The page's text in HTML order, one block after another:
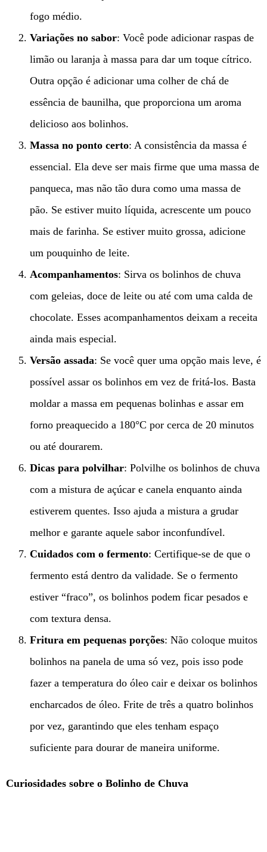
fogo médio.
Variações no sabor: Você pode adicionar raspas de
limão ou laranja à massa para dar um toque cítrico.
Outra opção é adicionar uma colher de chá de
essência de baunilha, que proporciona um aroma
delicioso aos bolinhos.
Massa no ponto certo: A consistência da massa é
essencial. Ela deve ser mais firme que uma massa de
panqueca, mas não tão dura como uma massa de
pão. Se estiver muito líquida, acrescente um pouco
mais de farinha. Se estiver muito grossa, adicione
um pouquinho de leite.
Acompanhamentos: Sirva os bolinhos de chuva
com geleias, doce de leite ou até com uma calda de
chocolate. Esses acompanhamentos deixam a receita
ainda mais especial.
Versão assada: Se você quer uma opção mais leve, é
possível assar os bolinhos em vez de fritá-los. Basta
moldar a massa em pequenas bolinhas e assar em
forno preaquecido a 180°C por cerca de 20 minutos
ou até dourarem.
Dicas para polvilhar: Polvilhe os bolinhos de chuva
com a mistura de açúcar e canela enquanto ainda
estiverem quentes. Isso ajuda a mistura a grudar
melhor e garante aquele sabor inconfundível.
Cuidados com o fermento: Certifique-se de que o
fermento está dentro da validade. Se o fermento
estiver “fraco”, os bolinhos podem ficar pesados e
com textura densa.
Fritura em pequenas porções: Não coloque muitos
bolinhos na panela de uma só vez, pois isso pode
fazer a temperatura do óleo cair e deixar os bolinhos
encharcados de óleo. Frite de três a quatro bolinhos
por vez, garantindo que eles tenham espaço
suficiente para dourar de maneira uniforme.
Curiosidades sobre o Bolinho de Chuva